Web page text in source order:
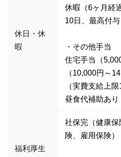
休日・休
暇
休暇（6ヶ月経
10日、最高付与
・その他手当
住宅手当（
（10,000円～
（実費支給上
昼食代補助あり
福利厚生
社保完（健康
険、雇用保険）